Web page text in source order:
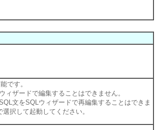
です。
ザードで編集することはできません。
文をSQLウィザードで再編集することはできま
択して起動してください。